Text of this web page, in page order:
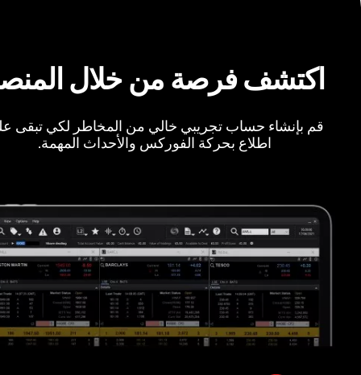
اكتشف فرصة من خلال
قم بإنشاء حساب تجريبي خالي من المخاطر لكي تبقى
اطلاع بحركة الفوركس والأحداث المهمة.